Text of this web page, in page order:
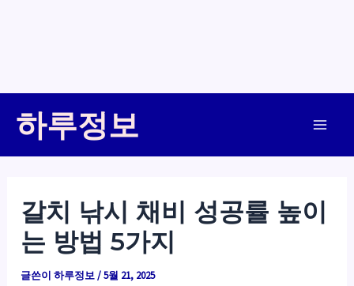
하루정보
갈치 낚시 채비 성공률 높이
는 방법 5가지
글쓴이하루정보/5월 21, 2025